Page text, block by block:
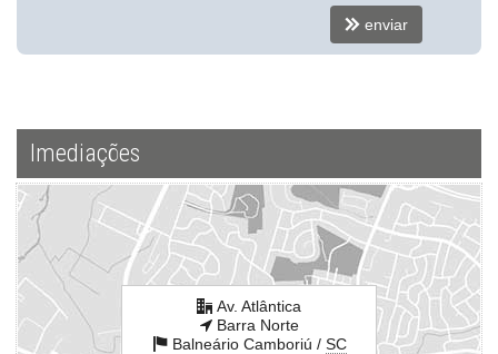
enviar
Imediações
Av. Atlântica
Barra Norte
Balneário Camboriú / SC